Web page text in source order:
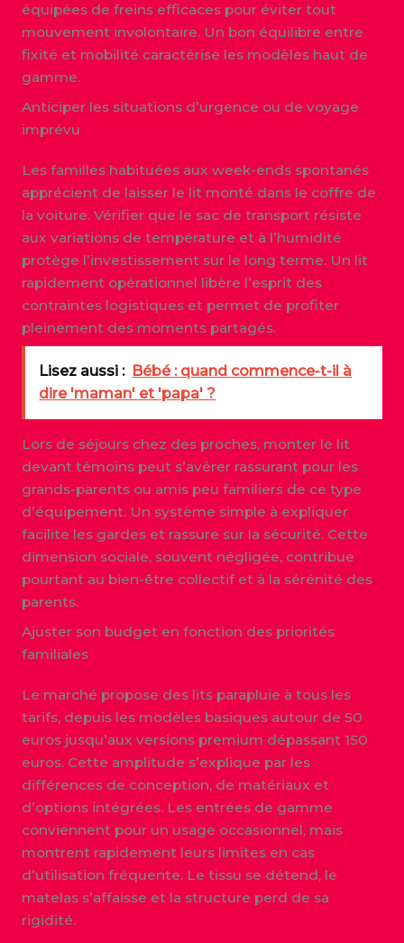
équipées de freins efficaces pour éviter tout
mouvement involontaire. Un bon équilibre entre
fixité et mobilité caractérise les modèles haut de
gamme.
Anticiper les situations d’urgence ou de voyage
imprévu
Les familles habituées aux week-ends spontanés
apprécient de laisser le lit monté dans le coffre de
la voiture. Vérifier que le sac de transport résiste
aux variations de température et à l’humidité
protège l’investissement sur le long terme. Un lit
rapidement opérationnel libère l’esprit des
contraintes logistiques et permet de profiter
pleinement des moments partagés.
Lisez aussi : Bébé : quand commence-t-il à
dire 'maman' et 'papa' ?
Lors de séjours chez des proches, monter le lit
devant témoins peut s’avérer rassurant pour les
grands-parents ou amis peu familiers de ce type
d’équipement. Un système simple à expliquer
facilite les gardes et rassure sur la sécurité. Cette
dimension sociale, souvent négligée, contribue
pourtant au bien-être collectif et à la sérénité des
parents.
Ajuster son budget en fonction des priorités
familiales
Le marché propose des lits parapluie à tous les
tarifs, depuis les modèles basiques autour de 50
euros jusqu’aux versions premium dépassant 150
euros. Cette amplitude s’explique par les
différences de conception, de matériaux et
d’options intégrées. Les entrées de gamme
conviennent pour un usage occasionnel, mais
montrent rapidement leurs limites en cas
d’utilisation fréquente. Le tissu se détend, le
matelas s’affaisse et la structure perd de sa
rigidité.